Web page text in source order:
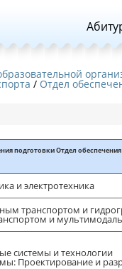
Отдел
подготовки Отдел
и электротехника
транспортом и
и
системы и технологии
Проектирование и